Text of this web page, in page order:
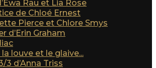
Rau et Lia Rose
de Chloé Ernest
Pierce et Chlore Smys
d’Erin Graham
louve et le glaive...
3 d’Anna Triss